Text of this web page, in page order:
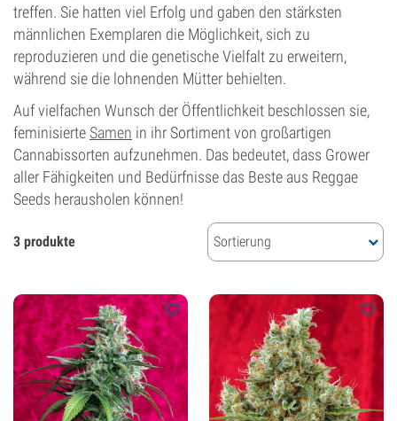
treffen. Sie hatten viel Erfolg und gaben den stärksten
männlichen Exemplaren die Möglichkeit, sich zu
reproduzieren und die genetische Vielfalt zu erweitern,
während sie die lohnenden Mütter behielten.
Auf vielfachen Wunsch der Öffentlichkeit beschlossen sie,
feminisierte Samen in ihr Sortiment von großartigen
Cannabissorten aufzunehmen. Das bedeutet, dass Grower
aller Fähigkeiten und Bedürfnisse das Beste aus Reggae
Seeds herausholen können!
3 produkte Sortierung